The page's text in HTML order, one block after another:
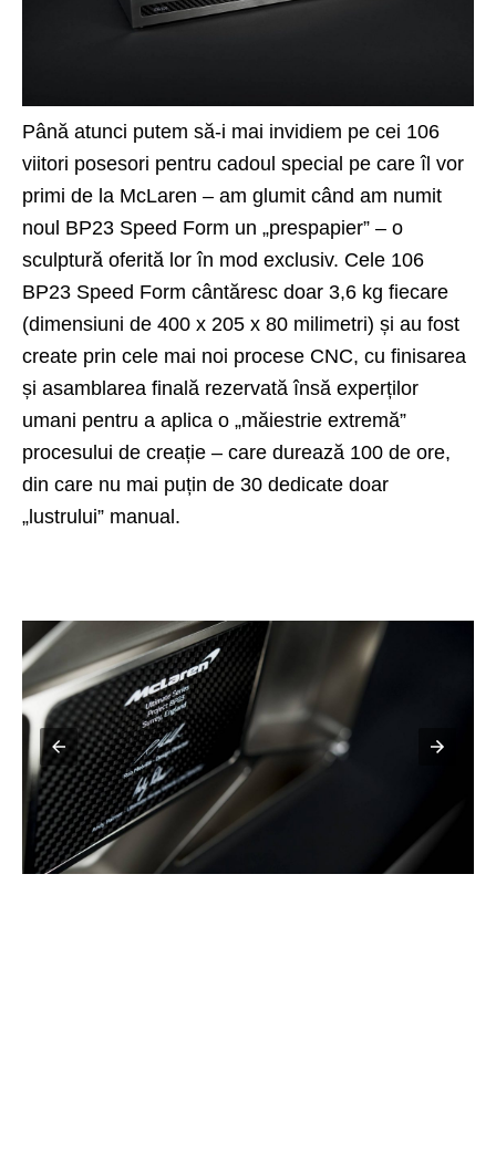
Până atunci putem să-i mai invidiem pe cei 106
viitori posesori pentru cadoul special pe care îl vor
primi de la McLaren – am glumit când am numit
noul BP23 Speed Form un „prespapier” – o
sculptură oferită lor în mod exclusiv. Cele 106
BP23 Speed Form cântăresc doar 3,6 kg fiecare
(dimensiuni de 400 x 205 x 80 milimetri) și au fost
create prin cele mai noi procese CNC, cu finisarea
și asamblarea finală rezervată însă experților
umani pentru a aplica o „măiestrie extremă”
procesului de creație – care durează 100 de ore,
din care nu mai puțin de 30 dedicate doar
„lustrului” manual.